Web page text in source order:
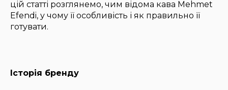
цій статті розглянемо, чим відома кава Mehmet
Efendi, у чому її особливість і як правильно її
готувати.
Історія бренду